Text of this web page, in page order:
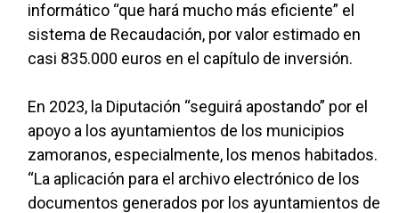
informático “que hará mucho más eficiente” el
sistema de Recaudación, por valor estimado en
casi 835.000 euros en el capítulo de inversión.
En 2023, la Diputación “seguirá apostando” por el
apoyo a los ayuntamientos de los municipios
zamoranos, especialmente, los menos habitados.
“La aplicación para el archivo electrónico de los
documentos generados por los ayuntamientos de